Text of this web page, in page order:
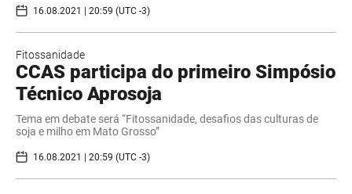
16.08.2021 | 20:59 (UTC -3)
Fitossanidade
CCAS participa do primeiro Simpósio
Técnico Aprosoja
Tema em debate será “Fitossanidade, desafios das culturas de
soja e milho em Mato Grosso”
16.08.2021 | 20:59 (UTC -3)